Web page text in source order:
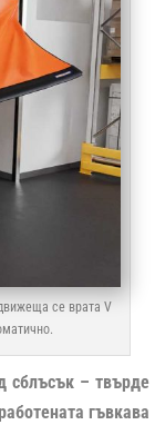
се врата V
сблъсък – твърде
гъвкава